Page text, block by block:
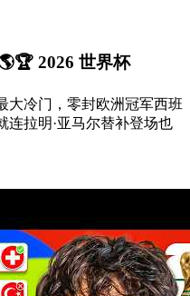
2026 世界杯
大冷门，零封欧洲冠军西班
拉明·亚马尔替补登场也